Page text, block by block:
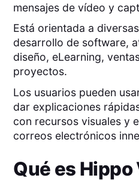
mensajes de vídeo y
Está orientada a
desarrollo de software,
diseño, eLearning,
proyectos.
Los usuarios pueden
dar explicaciones
con recursos visuales y
correos electrónicos
Qué es Hippo